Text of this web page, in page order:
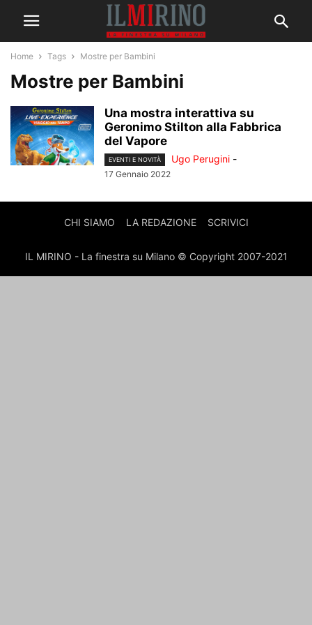
Home Tags Mostre per Bambini
Mostre per Bambini
Una mostra interattiva su
Geronimo Stilton alla Fabbrica
del Vapore
EVENTI E NOVITÀ Ugo Perugini -
17 Gennaio 2022
CHI SIAMO LA REDAZIONE SCRIVICI
IL MIRINO - La finestra su Milano © Copyright 2007-2021